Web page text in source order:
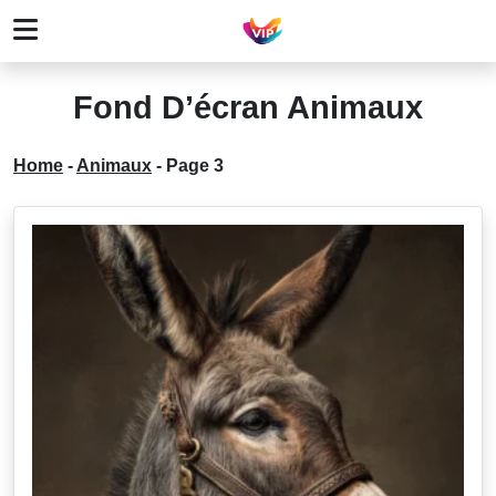
Fond D’écran Animaux
Home - Animaux - Page 3